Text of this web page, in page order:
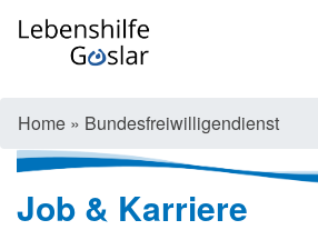
Home » Bundesfreiwilligendienst
Job & Karriere